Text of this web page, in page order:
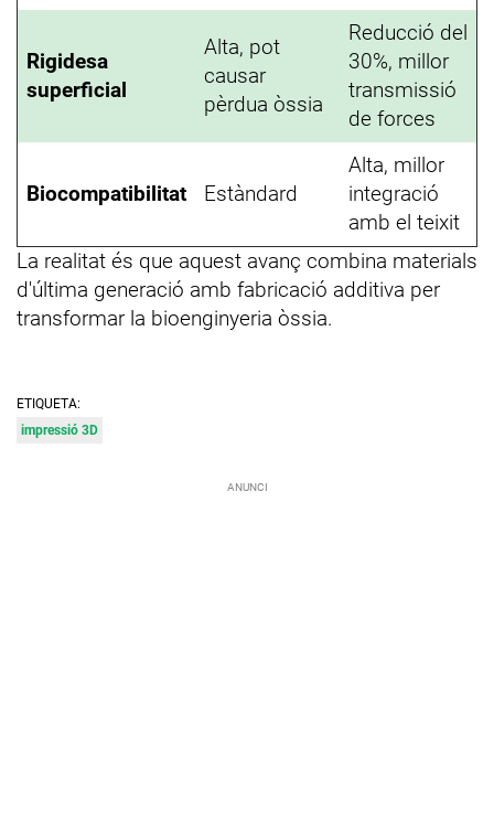
Rigidesa
superficial
Alta, pot
causar
pèrdua òssia
Reducció del
30%, millor
transmissió
de forces
Biocompatibilitat Estàndard
Alta, millor
integració
amb el teixit
La realitat és que aquest avanç combina materials
d'última generació amb fabricació additiva per
transformar la bioenginyeria òssia.
ETIQUETA:
impressió 3D